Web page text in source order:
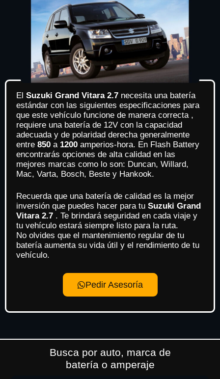
El Suzuki Grand Vitara 2.7 necesita una batería
estándar con las siguientes especificaciones para
que este vehículo funcione de manera correcta ,
requiere una batería de 12V con la capacidad
adecuada y de polaridad derecha generalmente
entre 850 a 1200 amperios-hora. En Flash Battery
encontrarás opciones de alta calidad en las
mejores marcas como lo son: Duncan, Willard,
Mac, Varta, Bosch, Beste y Hankook.
Recuerda que una batería de calidad es la mejor
inversión que puedes hacer para tu Suzuki Grand
Vitara 2.7 . Te brindará seguridad en cada viaje y
tu vehículo estará siempre listo para la ruta.
No olvides que el mantenimiento regular de tu
batería aumenta su vida útil y el rendimiento de tu
vehículo.
Pedir Asesoría
Busca por auto, marca de
batería o amperaje